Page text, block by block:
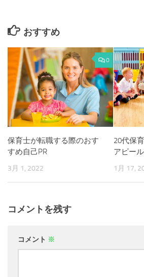
おすすめ
0
保育士が転職する際のおす
すめ自己PR
3月 1, 2022
20代保
アピー
1月 17,
コメントを残す
コメント ※